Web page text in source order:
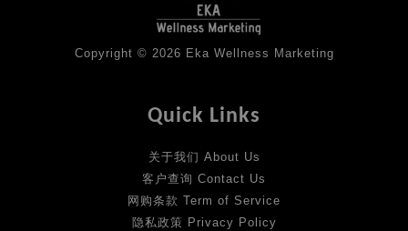
Copyright © 2026 Eka Wellness Marketing
Quick Links
关于我们 About Us
客户查询 Contact Us
网购条款 Term of Service
隐私政策 Privacy Policy